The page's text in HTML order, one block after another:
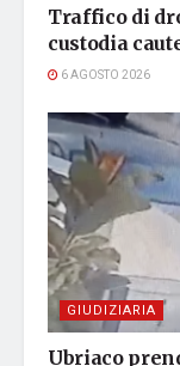
Traffico di
custodia
6 AGOSTO 2026
GIUDIZIARIA
Ubriaco